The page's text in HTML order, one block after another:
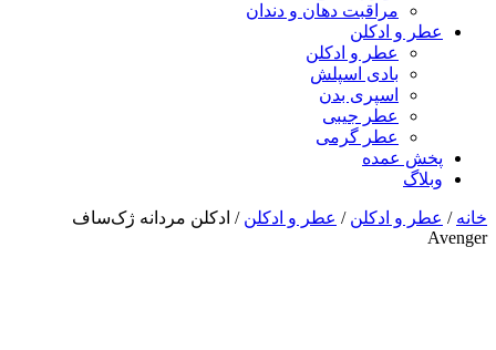
مراقبت دهان و دندان
عطر و ادکلن
عطر و ادکلن
بادی اسپلش
اسپری بدن
عطر جیبی
عطر گرمی
پخش عمده
وبلاگ
خانه / عطر و ادکلن / عطر و ادکلن / ادکلن مردانه ژک‌ساف
Avenger